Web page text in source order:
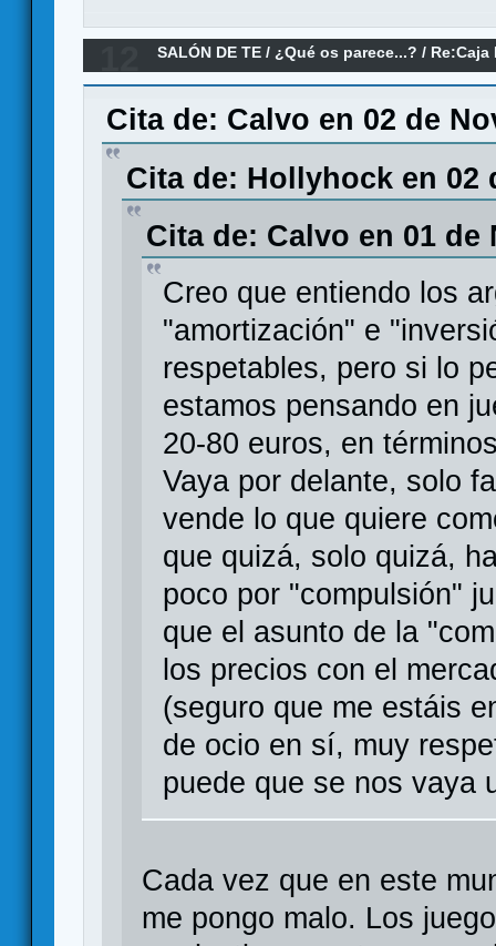
SALÓN DE TE / ¿Qué os parece...? /
Cita de: Calvo en 02 de
Cita de: Hollyhock en 02
Cita de: Calvo en 01 de
Creo que entiendo los
"amortización" e
respetables, pero si lo
estamos pensando en
20-80 euros, en
Vaya por delante, solo
vende lo que quiere
que quizá, solo quizá,
poco por "compulsión"
que el asunto de la
los precios con el
(seguro que me estáis
de ocio en sí, muy
puede que se nos vaya
Cada vez que en este
me pongo malo. Los